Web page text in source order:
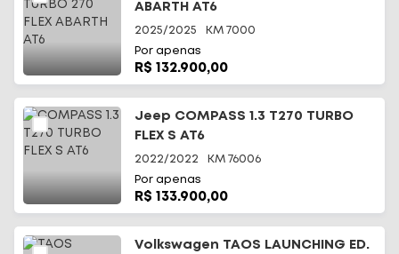
ABARTH AT6
2025/2025 KM 7000
Por apenas
R$ 132.900,00
Jeep COMPASS 1.3 T270 TURBO
FLEX S AT6
2022/2022 KM 76006
Por apenas
R$ 133.900,00
Volkswagen TAOS LAUNCHING ED.